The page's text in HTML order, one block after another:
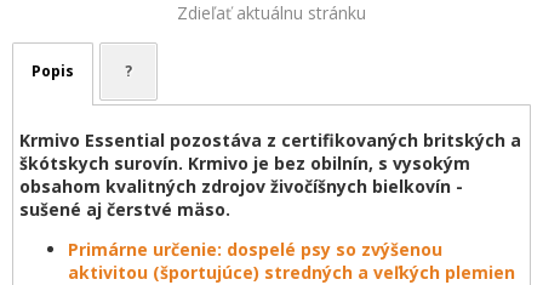
Zdieľať aktuálnu stránku
Popis ?
Krmivo Essential pozostáva z certifikovaných britských a
škótskych surovín. Krmivo je bez obilnín, s vysokým
obsahom kvalitných zdrojov živočíšnych bielkovín -
sušené aj čerstvé mäso.
Primárne určenie: dospelé psy so zvýšenou
aktivitou (športujúce) stredných a veľkých plemien